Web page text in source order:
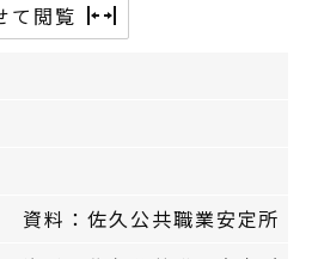
て閲覧
料：佐久公共職業安定所